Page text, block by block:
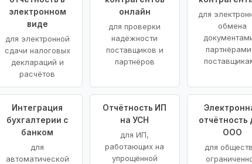
электронном
виде
для электронной
сдачи налоговых
деклараций и
расчётов
онлайн
для проверки
надёжности
поставщиков и
партнёров
для
обмена
Интеграция
бухгалтерии с
банком
для
автоматической
Отчётность ИП
на УСН
для ИП,
работающих на
упрощённой
отчётность
ООО
для